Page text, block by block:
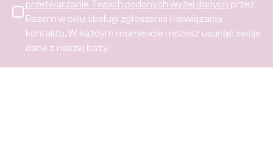
przetwarzanie Twoich podanych wyżej danych przez
Razem w celu obsługi zgłoszenia i nawiązania
kontaktu. W każdym momencie możesz usunąć swoje
dane z naszej bazy.